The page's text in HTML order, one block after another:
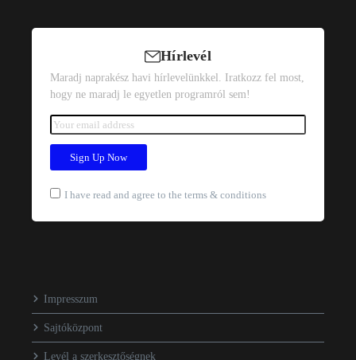
Hírlevél
Maradj naprakész havi hírlevelünkkel. Iratkozz fel most,
hogy ne maradj le egyetlen programról sem!
I have read and agree to the terms & conditions
Impresszum
Sajtóközpont
Levél a szerkesztőségnek